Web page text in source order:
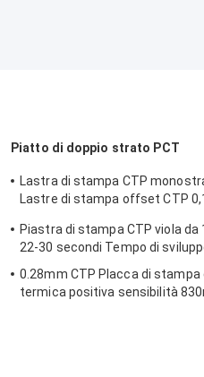
Piatto di doppio strato PCT
Lastra di stampa CTP
Lastre di stampa offset CTP
Piastra di stampa CTP viola da
22-30 secondi Tempo di
0.28mm CTP Placca di
termica positiva sensibilità